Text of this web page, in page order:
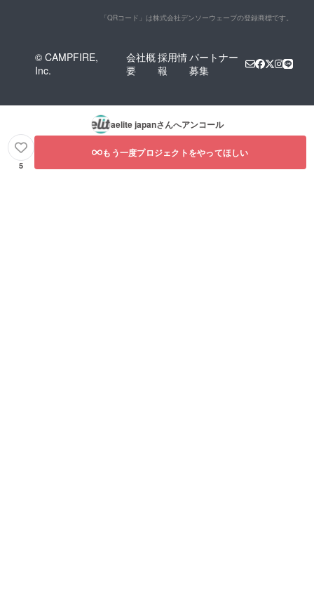
「QRコード」は株式会社デンソーウェーブの登録商標です。
© CAMPFIRE,
Inc.
会社概
要
採用情
報
パートナー
募集
aelite japanさんへアンコール
5
もう一度プロジェクトをやってほしい